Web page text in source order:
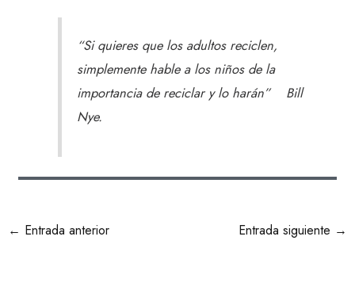
“Si quieres que los adultos reciclen,
simplemente hable a los niños de la
importancia de reciclar y lo harán” Bill
Nye.
← Entrada anterior Entrada siguiente →